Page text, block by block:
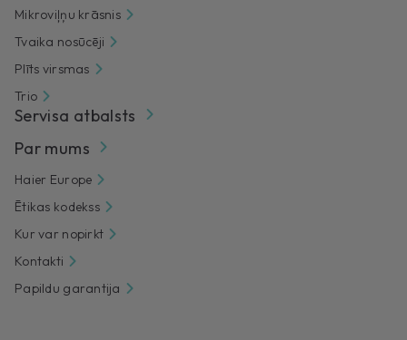
Mikroviļņu krāsnis
Tvaika nosūcēji
Plīts virsmas
Trio
Servisa atbalsts
Par mums
Haier Europe
Ētikas kodekss
Kur var nopirkt
Kontakti
Papildu garantija